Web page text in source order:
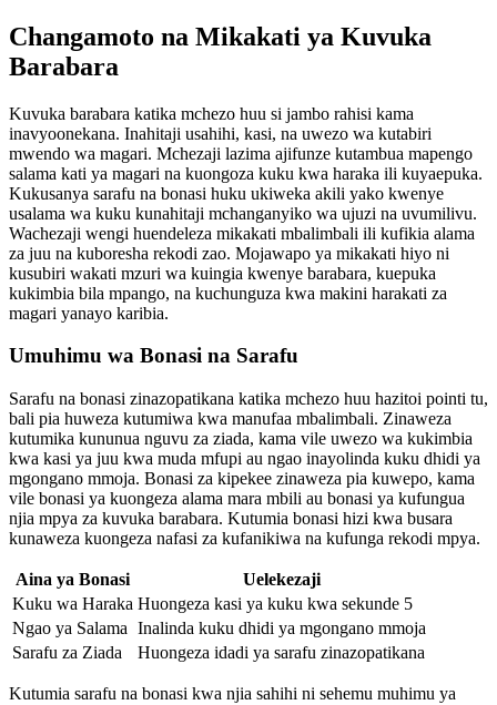
Changamoto na Mikakati ya Kuvuka
Barabara
Kuvuka barabara katika mchezo huu si jambo rahisi kama
inavyoonekana. Inahitaji usahihi, kasi, na uwezo wa kutabiri
mwendo wa magari. Mchezaji lazima ajifunze kutambua mapengo
salama kati ya magari na kuongoza kuku kwa haraka ili kuyaepuka.
Kukusanya sarafu na bonasi huku ukiweka akili yako kwenye
usalama wa kuku kunahitaji mchanganyiko wa ujuzi na uvumilivu.
Wachezaji wengi huendeleza mikakati mbalimbali ili kufikia alama
za juu na kuboresha rekodi zao. Mojawapo ya mikakati hiyo ni
kusubiri wakati mzuri wa kuingia kwenye barabara, kuepuka
kukimbia bila mpango, na kuchunguza kwa makini harakati za
magari yanayo karibia.
Umuhimu wa Bonasi na Sarafu
Sarafu na bonasi zinazopatikana katika mchezo huu hazitoi pointi tu,
bali pia huweza kutumiwa kwa manufaa mbalimbali. Zinaweza
kutumika kununua nguvu za ziada, kama vile uwezo wa kukimbia
kwa kasi ya juu kwa muda mfupi au ngao inayolinda kuku dhidi ya
mgongano mmoja. Bonasi za kipekee zinaweza pia kuwepo, kama
vile bonasi ya kuongeza alama mara mbili au bonasi ya kufungua
njia mpya za kuvuka barabara. Kutumia bonasi hizi kwa busara
kunaweza kuongeza nafasi za kufanikiwa na kufunga rekodi mpya.
Aina ya Bonasi
Uelekezaji
Kuku wa Haraka Huongeza kasi ya kuku kwa sekunde 5
Ngao ya Salama Inalinda kuku dhidi ya mgongano mmoja
Sarafu za Ziada
Huongeza idadi ya sarafu zinazopatikana
Kutumia sarafu na bonasi kwa njia sahihi ni sehemu muhimu ya